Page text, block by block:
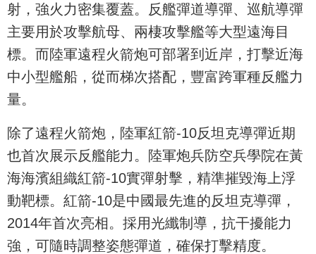
射，強火力密集覆蓋。反艦彈道導彈、巡航導彈
主要用於攻擊航母、兩棲攻擊艦等大型遠海目
標。而陸軍遠程火箭炮可部署到近岸，打擊近海
中小型艦船，從而梯次搭配，豐富跨軍種反艦力
量。
除了遠程火箭炮，陸軍紅箭-10反坦克導彈近期
也首次展示反艦能力。陸軍炮兵防空兵學院在黃
海海濱組織紅箭-10實彈射擊，精準摧毀海上浮
動靶標。紅箭-10是中國最先進的反坦克導彈，
2014年首次亮相。採用光纖制導，抗干擾能力
強，可隨時調整姿態彈道，確保打擊精度。